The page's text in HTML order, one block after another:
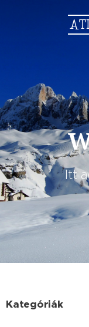
A
Itt
Kategóriák